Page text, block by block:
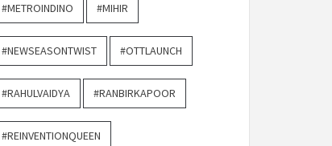
#METROINDINO #MIHIR
#NEWSEASONTWIST #OTTLAUNCH
#RAHULVAIDYA #RANBIRKAPOOR
#REINVENTIONQUEEN